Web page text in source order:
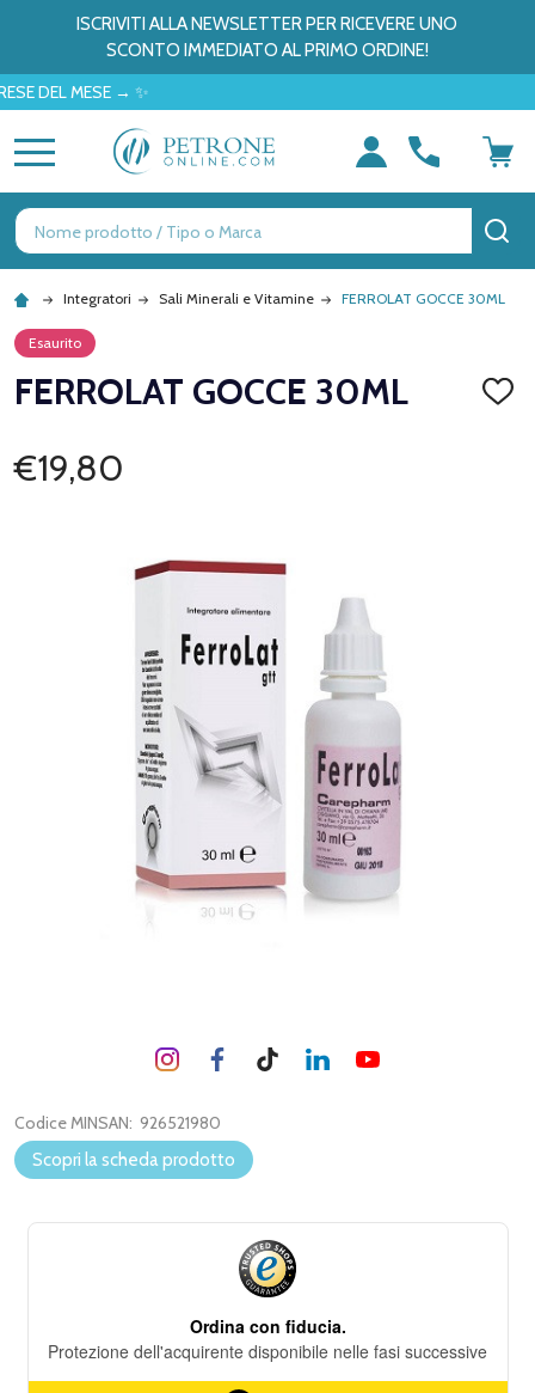
ISCRIVITI ALLA NEWSLETTER PER RICEVERE UNO
SCONTO IMMEDIATO AL PRIMO ORDINE!
MESE → ✨
Ricerca
Integratori Sali Minerali e Vitamine FERROLAT GOCCE 30ML
Esaurito
FERROLAT GOCCE 30ML
€19,80
Codice MINSAN: 926521980
Scopri la scheda prodotto